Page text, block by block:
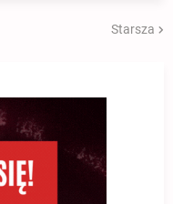
Starsza